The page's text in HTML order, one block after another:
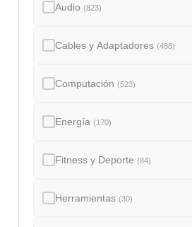
Audio(823)
Cables y Adaptadores(488)
Computación(523)
Energía(170)
Fitness y Deporte(84)
Herramientas(30)